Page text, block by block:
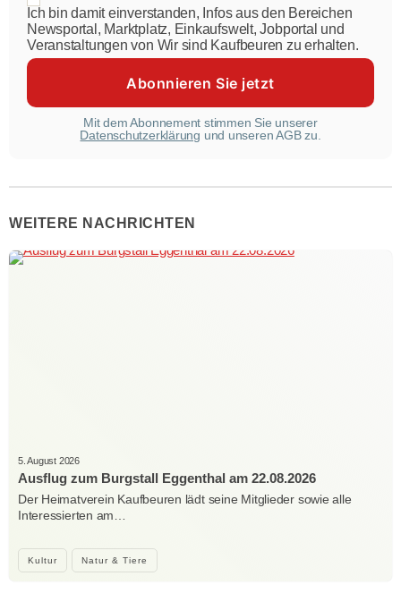
Ich bin damit einverstanden, Infos aus den Bereichen
Newsportal, Marktplatz, Einkaufswelt, Jobportal und
Veranstaltungen von Wir sind Kaufbeuren zu erhalten.
Mit dem Abonnement stimmen Sie unserer
Datenschutzerklärung und unseren AGB zu.
WEITERE NACHRICHTEN
Kultur Natur & Tiere
5. August 2026
Ausflug zum Burgstall Eggenthal am 22.08.2026
Der Heimatverein Kaufbeuren lädt seine Mitglieder sowie alle
Interessierten am…